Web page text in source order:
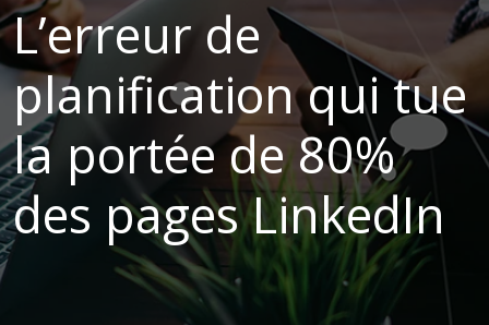
L’erreur de
planification qui tue
la portée de 80%
des pages LinkedIn